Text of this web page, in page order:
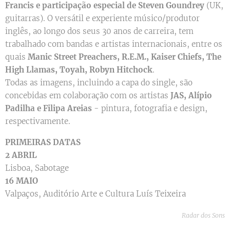
Francis e participação especial de Steven Goundrey (UK,
guitarras). O versátil e experiente músico/produtor
inglês, ao longo dos seus 30 anos de carreira, tem
trabalhado com bandas e artistas internacionais, entre os
quais Manic Street Preachers, R.E.M., Kaiser Chiefs, The
High Llamas, Toyah, Robyn Hitchock.
Todas as imagens, incluindo a capa do single, são
concebidas em colaboração com os artistas JAS, Alípio
Padilha e Filipa Areias - pintura, fotografia e design,
respectivamente.
PRIMEIRAS DATAS
2 ABRIL
Lisboa, Sabotage
16 MAIO
Valpaços, Auditório Arte e Cultura Luís Teixeira
Radar dos Sons